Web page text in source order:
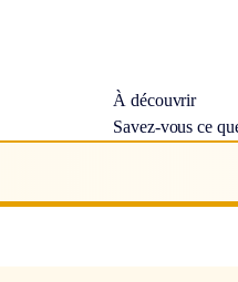
À découvrir
Savez-vous ce